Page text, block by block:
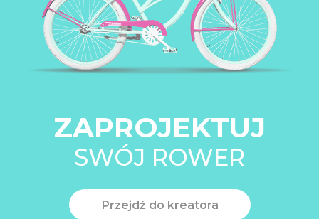
ZAPROJEKTUJ
SWÓJ ROWER
Przejdź do kreatora